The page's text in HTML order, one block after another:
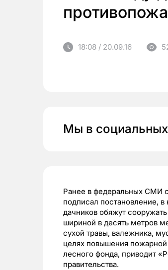
18:08 / 20.09.16
Мы в социальных
Ранее в федеральных СМИ
подписал постановление,
дачников обяжут
шириной в десять метров
сухой травы, валежника,
целях повышения пожарной
лесного фонда, приводит
правительства.